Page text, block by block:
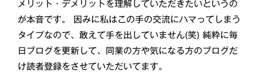
メリット・デメリットを理解していただきたいというの
が本音です。 因みに私はこの手の交流にハマってしまう
タイプなので、敢えて手を出していません(笑) 純粋に毎
日ブログを更新して、同業の方や気になる方のブログだ
け読者登録をさせていただいてます。